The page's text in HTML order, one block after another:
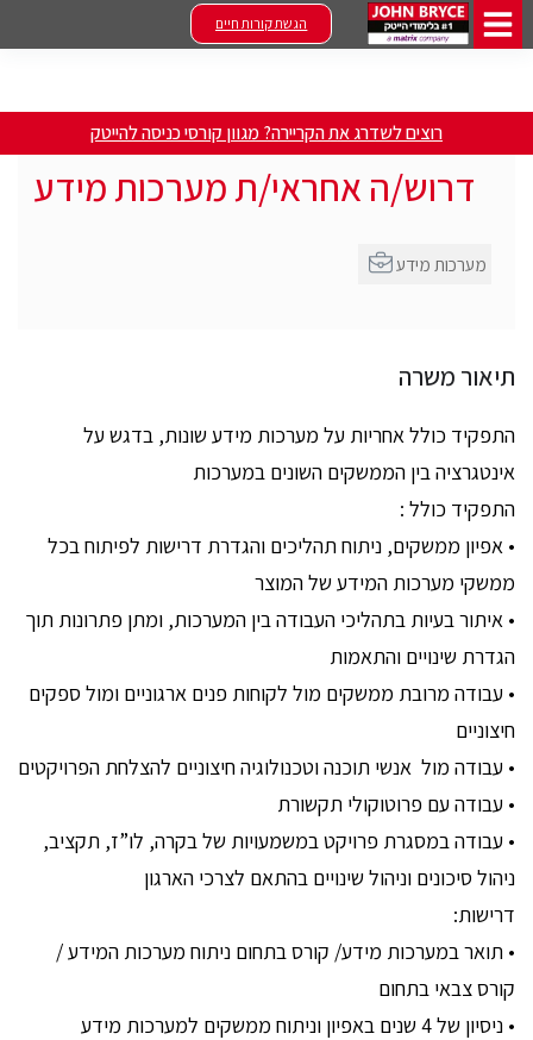
הגשת קורות חיים
רוצים לשדרג את הקריירה? מגוון קורסי כניסה להייטק
דרוש/ה אחראי/ת מערכות מידע
תיאור משרה
התפקיד כולל אחריות על מערכות מידע שונות, בדגש על
אינטגרציה בין הממשקים השונים במערכות
התפקיד כולל :
• אפיון ממשקים, ניתוח תהליכים והגדרת דרישות לפיתוח בכל
ממשקי מערכות המידע של המוצר
• איתור בעיות בתהליכי העבודה בין המערכות, ומתן פתרונות תוך
הגדרת שינויים והתאמות
• עבודה מרובת ממשקים מול לקוחות פנים ארגוניים ומול ספקים
חיצוניים
• עבודה מול אנשי תוכנה וטכנולוגיה חיצוניים להצלחת הפרויקטים
• עבודה עם פרוטוקולי תקשורת
• עבודה במסגרת פרויקט במשמעויות של בקרה, לו”ז, תקציב,
ניהול סיכונים וניהול שינויים בהתאם לצרכי הארגון
דרישות:
• תואר במערכות מידע/ קורס בתחום ניתוח מערכות המידע /
קורס צבאי בתחום
• ניסיון של 4 שנים באפיון וניתוח ממשקים למערכות מידע